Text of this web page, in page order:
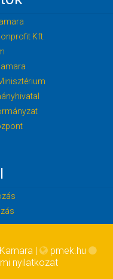
Kft.
|
pmek.hu
nyilatkozat